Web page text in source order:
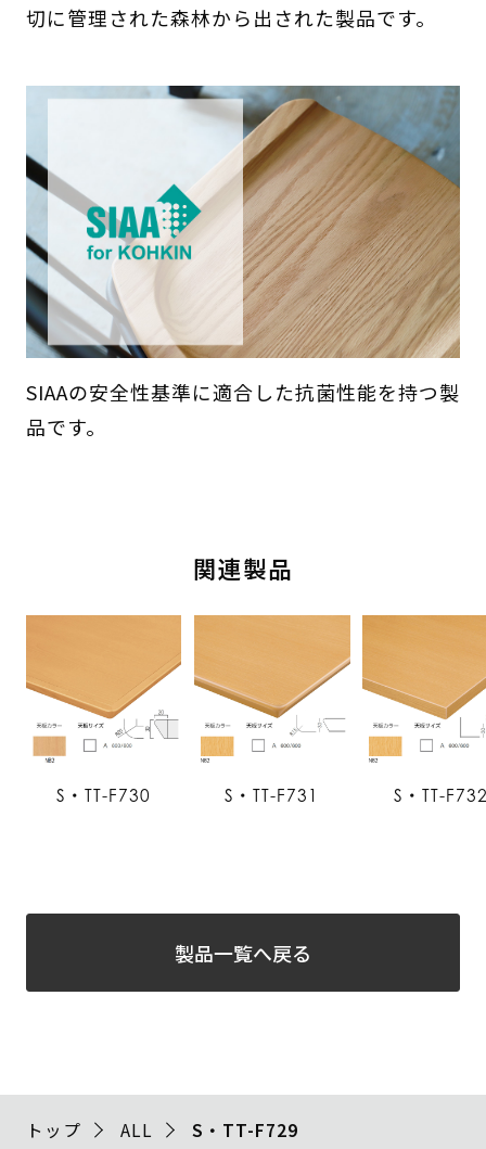
切に管理された森林から出された製品です。
SIAAの安全性基準に適合した抗菌性能を持つ製
品です。
関連製品
S・TT-F730 S・TT-F731 S・TT-
製品一覧へ戻る
トップ ALL S・TT-F729